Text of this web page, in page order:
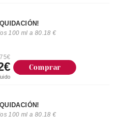
100 ml a 80.18 €
Comprar
100 ml a 80.18 €